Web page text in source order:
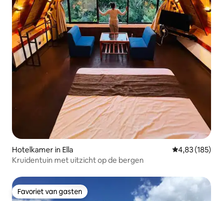
Hotelkamer in Ella Gemiddelde
4,83 (185)
Kruidentuin met uitzicht op de bergen
Favoriet van gasten
Favoriet van gasten